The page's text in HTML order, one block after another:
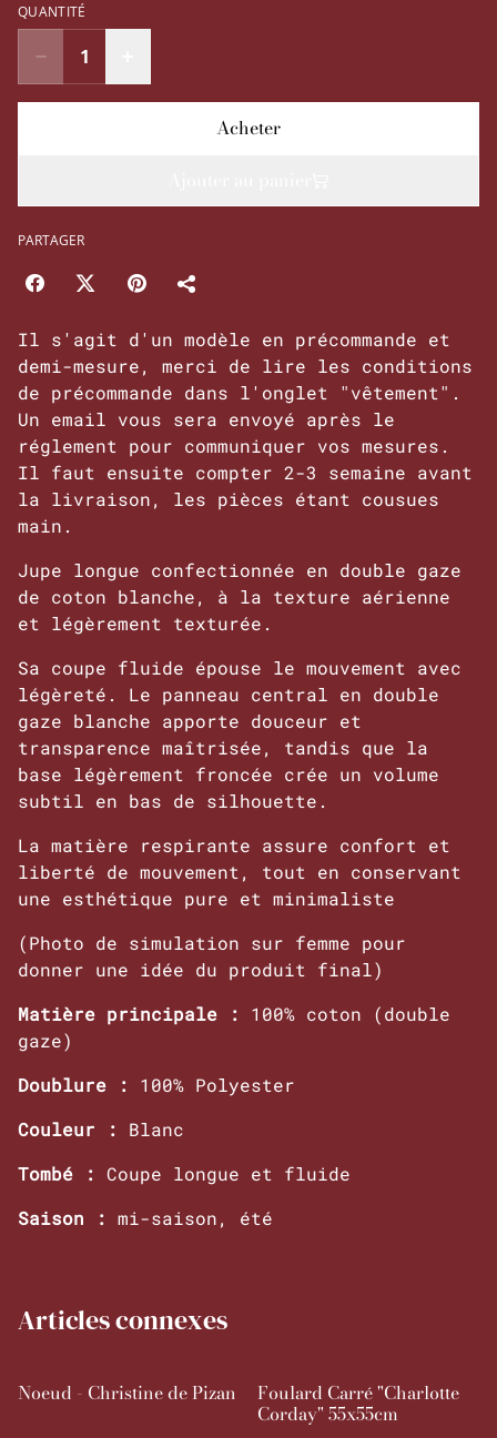
QUANTITÉ
Acheter
PARTAGER
Il s'agit d'un modèle en précommande et
demi-mesure, merci de lire les conditions
de précommande dans l'onglet "vêtement".
Un email vous sera envoyé après le
réglement pour communiquer vos mesures.
Il faut ensuite compter 2-3 semaine avant
la livraison, les pièces étant cousues
main.
Jupe longue confectionnée en double gaze
de coton blanche, à la texture aérienne
et légèrement texturée.
Sa coupe fluide épouse le mouvement avec
légèreté. Le panneau central en double
gaze blanche apporte douceur et
transparence maîtrisée, tandis que la
base légèrement froncée crée un volume
subtil en bas de silhouette.
La matière respirante assure confort et
liberté de mouvement, tout en conservant
une esthétique pure et minimaliste
(Photo de simulation sur femme pour
donner une idée du produit final)
Matière principale : 100% coton (double
gaze)
Doublure : 100% Polyester
Couleur : Blanc
Tombé : Coupe longue et fluide
Saison : mi-saison, été
Articles connexes
Noeud - Christine de Pizan Foulard Carré "Charlotte
Corday" 55x55cm